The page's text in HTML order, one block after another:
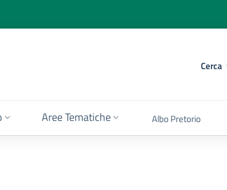
Cerca
Aree Tematiche Albo Pretorio